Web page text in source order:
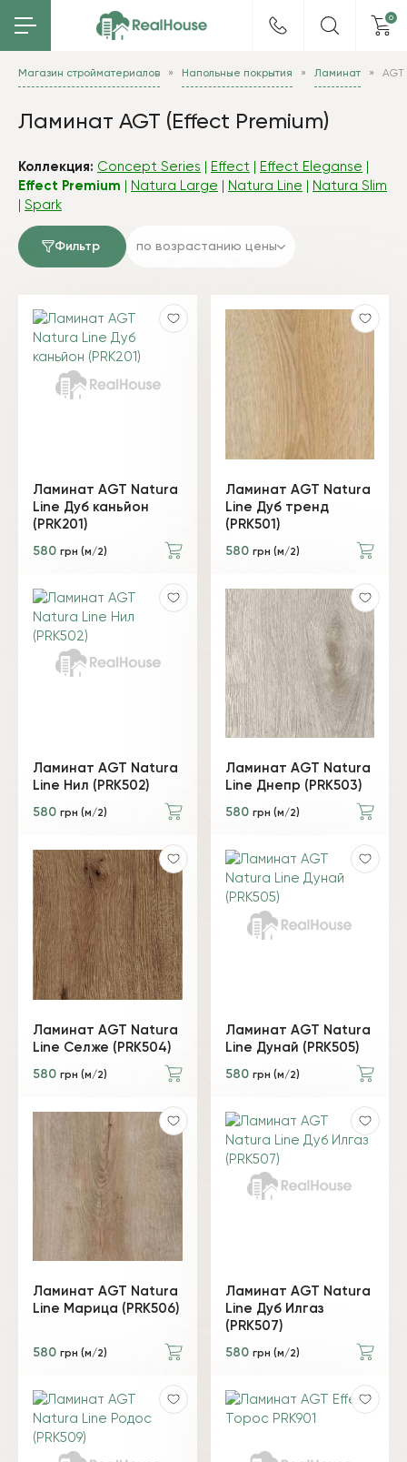
0
Магазин стройматериалов Напольные покрытия Ламинат AGT
Ламинат AGT (Effect Premium)
Коллекция: Concept Series Effect Effect Eleganse
Effect Premium
Natura Large Natura Line
Natura Slim
Spark
Фильтр по возрастанию цены
Ламинат AGT Natura
Line Дуб каньйон
(PRK201)
580 грн (м/2)
Ламинат AGT Natura
Line Дуб тренд
(PRK501)
580 грн (м/2)
Ламинат AGT Natura
Line Нил (PRK502)
580 грн (м/2)
Ламинат AGT Natura
Line Днепр (PRK503)
580 грн (м/2)
Ламинат AGT Natura
Line Селже (PRK504)
580 грн (м/2)
Ламинат AGT Natura
Line Дунай (PRK505)
580 грн (м/2)
Ламинат AGT Natura
Line Марица (PRK506)
580 грн (м/2)
Ламинат AGT Natura
Line Дуб Илгаз
(PRK507)
580 грн (м/2)